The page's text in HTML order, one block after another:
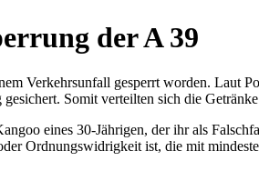
der A 39
Verkehrsunfall gesperrt worden. Laut
Somit verteilten sich die
eines 30-Jährigen, der ihr als
Ordnungswidrigkeit ist, die mit